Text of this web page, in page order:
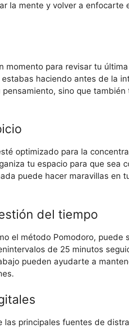
la mente y volver a enfocarte
momento para revisar tu
haciendo antes de la
sino que también
optimizado para la
tu espacio para que sea
puede hacer maravillas en
del tiempo
el método Pomodoro, puede
de 25 minutos
pueden ayudarte a
principales fuentes de